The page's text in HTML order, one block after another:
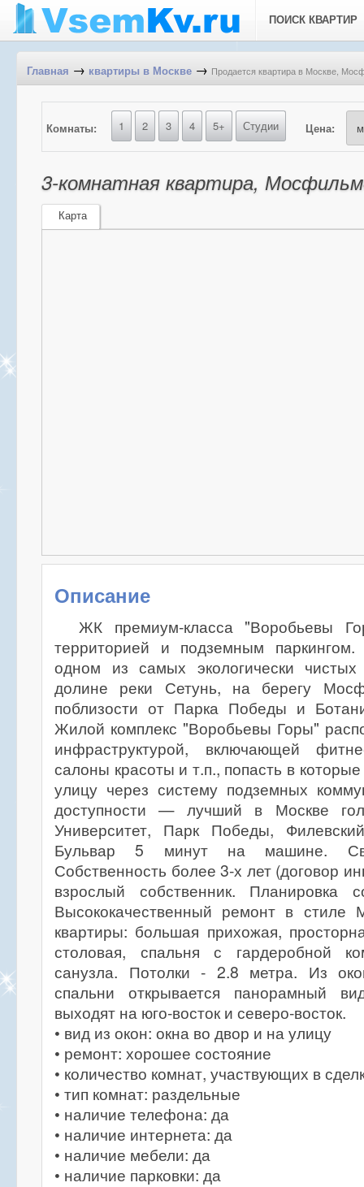
ПОИСК КВАРТИР
Главная → квартиры в Москве → Продается квартира в Москве,
Комнаты: 1 2 3 4 5+ Студии Цена:
3-комнатная квартира,
Карта
Описание
ЖК премиум-класса "Воробьевы
территорией и подземным
одном из самых экологически
долине реки Сетунь, на берегу
поблизости от Парка Победы и
Жилой комплекс "Воробьевы Горы"
инфраструктурой, включающей
салоны красоты и т.п., попасть в
улицу через систему подземных
доступности — лучший в Москве
Университет, Парк Победы,
Бульвар 5 минут на машине.
Собственность более 3-х лет (договор
взрослый собственник. Планировка
Высококачественный ремонт в стиле
квартиры: большая прихожая,
столовая, спальня с гардеробной
санузла. Потолки - 2.8 метра. Из
спальни открывается панорамный
выходят на юго-восток и северо-восток.
• вид из окон: окна во двор и на улицу
• ремонт: хорошее состояние
• количество комнат, участвующих в
• тип комнат: раздельные
• наличие телефона: да
• наличие интернета: да
• наличие мебели: да
• наличие парковки: да